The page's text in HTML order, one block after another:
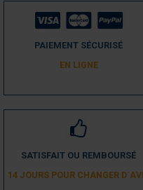
PAIEMENT SÉCURISÉ
EN LIGNE
SATISFAIT OU REMBOURSÉ
14 JOURS POUR CHANGER